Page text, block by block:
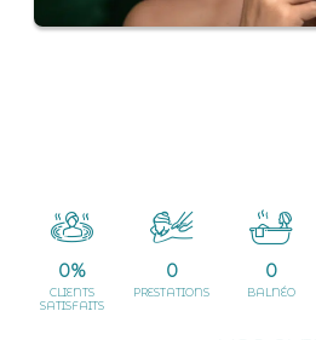
CLIENTS
SATISFAITS
0%
PRESTATIONS
0
BALNÉO
0